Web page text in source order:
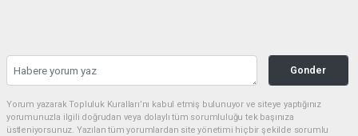
Gonder
Yorum yazarak Topluluk Kuralları’nı kabul etmiş bulunuyor ve siteye yaptığınız
yorumunuzla ilgili doğrudan veya dolaylı tüm sorumluluğu tek başınıza
üstleniyorsunuz. Yazılan tüm yorumlardan site yönetimi hiçbir şekilde sorumlu